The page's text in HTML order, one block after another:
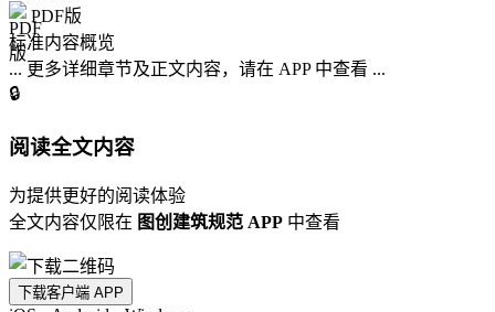
PDF版
标准内容概览
... 更多详细章节及正文内容，请在 APP 中查看 ...
🔒
阅读全文内容
为提供更好的阅读体验
全文内容仅限在 图创建筑规范 APP 中查看
下载客户端 APP